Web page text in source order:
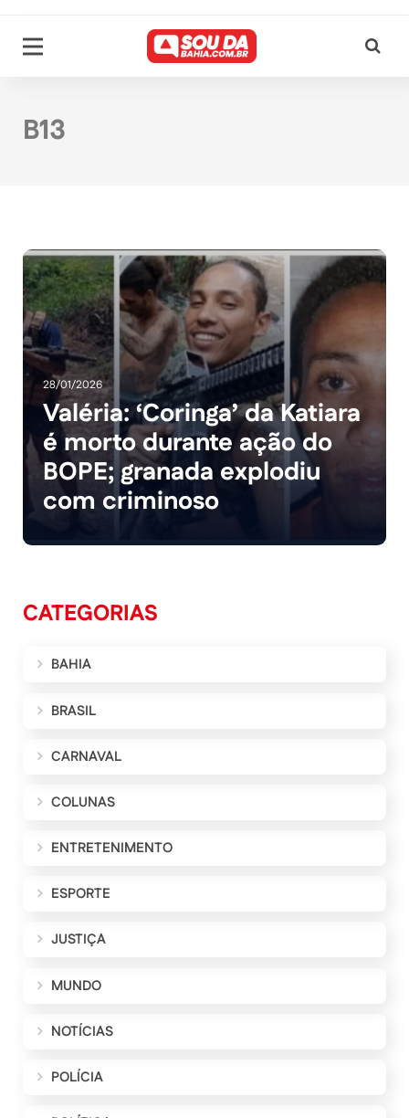
B13
28/01/2026
Valéria: ‘Coringa’ da Katiara
é morto durante ação do
BOPE; granada explodiu
com criminoso
CATEGORIAS
BAHIA
BRASIL
CARNAVAL
COLUNAS
ENTRETENIMENTO
ESPORTE
JUSTIÇA
MUNDO
NOTÍCIAS
POLÍCIA